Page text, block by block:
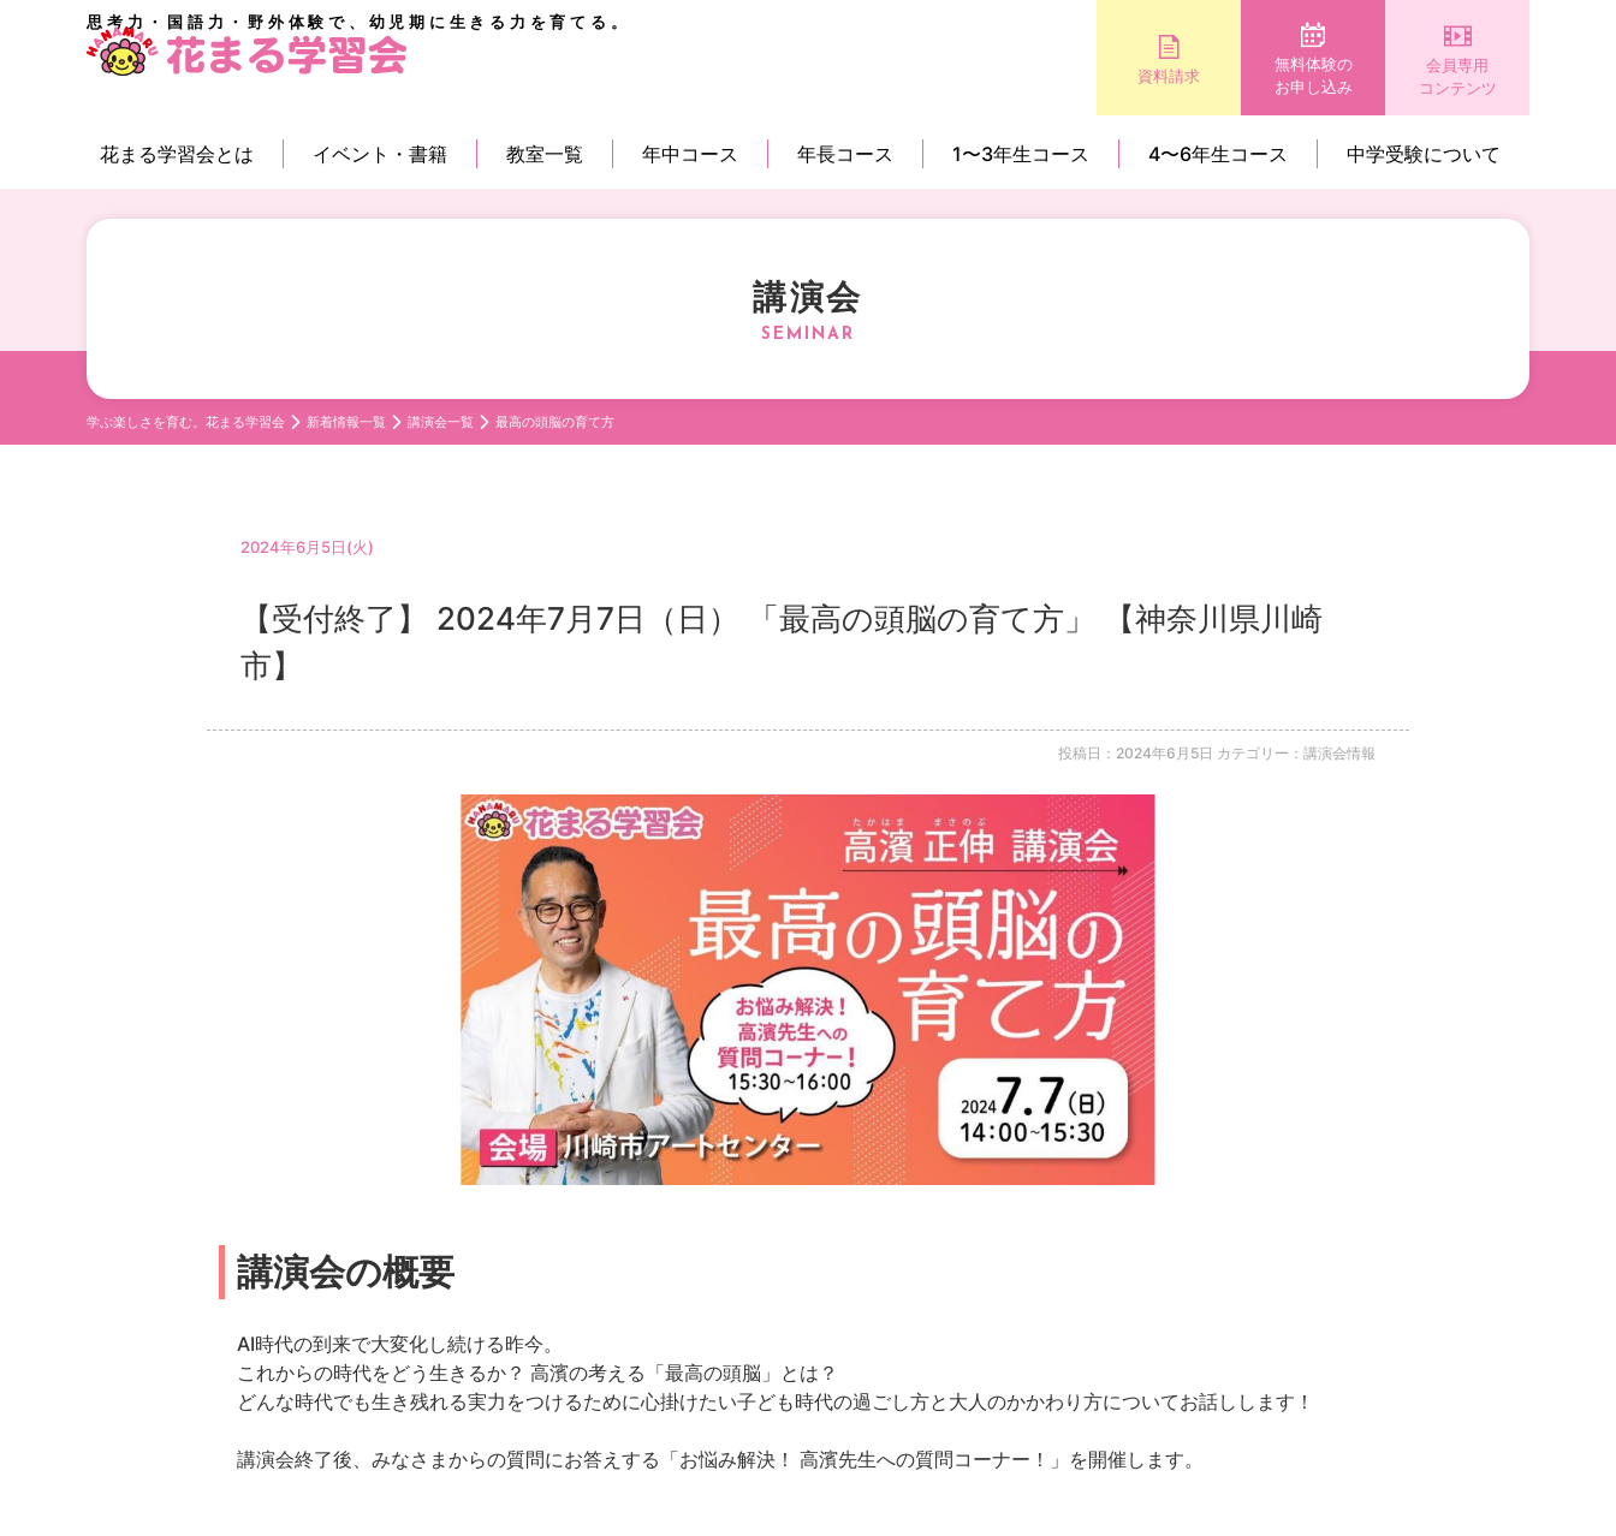
思考力・国語力・野外体験で、幼児期に生きる力を育てる。
資料請求
無料体験の
お申し込み
会員専用
コンテンツ
花まる学習会とは イベント・書籍 教室一覧 年中コース 年長コース 1〜3年生コース 4〜6年生コース 中学受験について
講演会
学ぶ楽しさを育む。花まる学習会 新着情報一覧 講演会一覧 最高の頭脳の育て方
2024年6月5日(火)
【受付終了】 2024年7月7日（日） 「最高の頭脳の育て方」 【神奈川県川崎
市】
投稿日：2024年6月5日 カテゴリー：講演会情報
講演会の概要
AI時代の到来で大変化し続ける昨今。
これからの時代をどう生きるか？ 高濱の考える「最高の頭脳」とは？
どんな時代でも生き残れる実力をつけるために心掛けたい子ども時代の過ごし方と大人のかかわり方についてお話しします！
講演会終了後、みなさまからの質問にお答えする「お悩み解決！ 高濱先生への質問コーナー！」を開催します。